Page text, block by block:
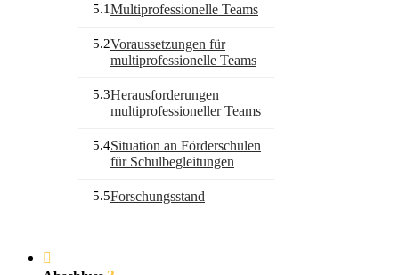
5.1Multiprofessionelle Teams
5.2Voraussetzungen für
multiprofessionelle Teams
5.3Herausforderungen
multiprofessioneller Teams
5.4Situation an Förderschulen
für Schulbegleitungen
5.5Forschungsstand